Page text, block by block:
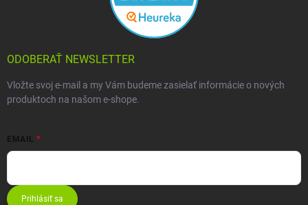
ODOBERAŤ NEWSLETTER
Vložte svoj e-mail a my Vám budeme zasielať informácie o nových
produktoch na našom e-shope.
EMAIL
Prihlásiť sa